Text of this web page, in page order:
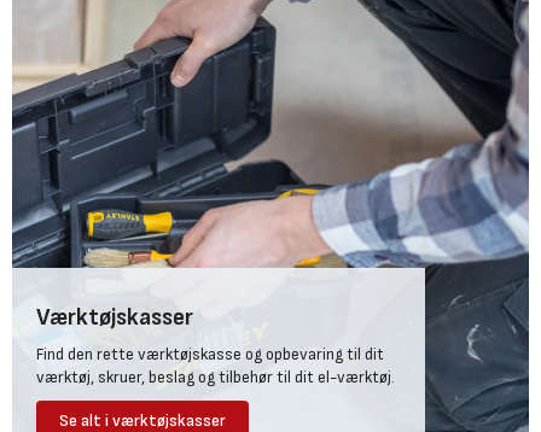
Værktøjskasser
Find den rette værktøjskasse og opbevaring til dit
værktøj, skruer, beslag og tilbehør til dit el-værktøj.
Se alt i værktøjskasser